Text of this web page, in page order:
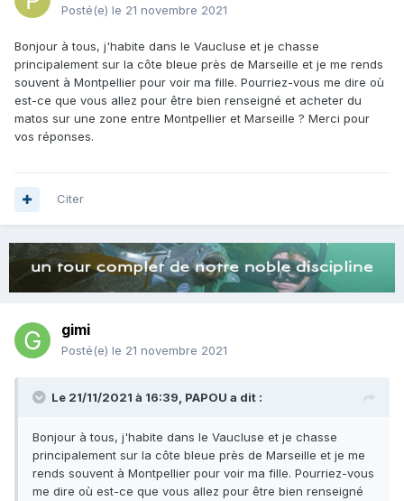
Posté(e) le 21 novembre 2021
Bonjour à tous, j'habite dans le Vaucluse et je chasse
principalement sur la côte bleue près de Marseille et je me rends
souvent à Montpellier pour voir ma fille. Pourriez-vous me dire où
est-ce que vous allez pour être bien renseigné et acheter du
matos sur une zone entre Montpellier et Marseille ? Merci pour
vos réponses.
Citer
gimi
Posté(e) le 21 novembre 2021
Le 21/11/2021 à 16:39, PAPOU a dit :
Bonjour à tous, j'habite dans le Vaucluse et je chasse
principalement sur la côte bleue près de Marseille et je me
rends souvent à Montpellier pour voir ma fille. Pourriez-vous
me dire où est-ce que vous allez pour être bien renseigné